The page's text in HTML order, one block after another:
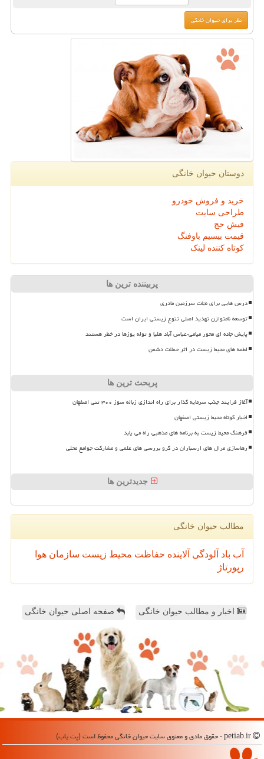
دوستان حیوان خانگی
خرید و فروش خودرو
طراحی سایت
فیش حج
قیمت بیسیم باوفنگ
کوتاه کننده لینک
پربیننده ترین ها
درس هایی برای نجات سرزمین مادری
توسعه نامتوازن تهدید اصلی تنوع زیستی ایران است
پایش جاده ای محور میامی-عباس آباد هلیا و توله یوزها در خطر هستند
لطمه های محیط زیست در اثر حملات دشمن
پربحث ترین ها
آغاز فرایند جذب سرمایه گذار برای راه اندازی زباله سوز ۳۰۰ تنی اصفهان
اخبار کوتاه محیط زیستی اصفهان
فرهنگ محیط زیست به برنامه های مذهبی راه می یابد
رهاسازی مرال های ارسباران در گرو بررسی های علمی و مشارکت جوامع محلی
جدیدترین ها
مطالب حیوان خانگی
آب باد آلودگی آلاینده حفاظت محیط زیست سازمان هوا
رپورتاژ
اخبار و مطالب حیوان خانگی صفحه اصلی حیوان خانگی